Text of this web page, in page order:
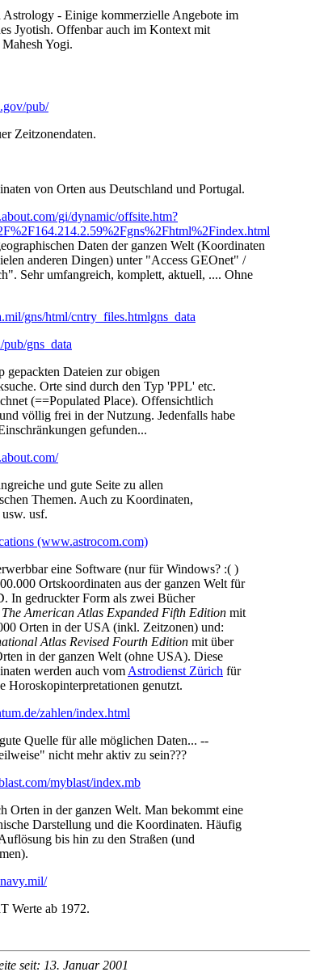
Astrology - Einige kommerzielle Angebote im
Jyotish. Offenbar auch im Kontext mit
Yogi.
pub/
Zeitzonendaten.
von Orten aus Deutschland und Portugal.
gi/dynamic/offsite.htm?
Daten der ganzen Welt (Koordinaten
anderen Dingen) unter "Access GEOnet" /
Sehr umfangreich, komplett, aktuell, .... Ohne
gns/html/cntry_files.htmlgns_data
gns_data
gepackten Dateien zur obigen
Orte sind durch den Typ 'PPL' etc.
(==Populated Place). Offensichtlich
völlig frei in der Nutzung. Jedenfalls habe
gefunden...
und gute Seite zu allen
Themen. Auch zu Koordinaten,
usf.
(www.astrocom.com)
eine Software (nur für Windows? :( )
Ortskoordinaten aus der ganzen Welt für
In gedruckter Form als zwei Bücher
The American Atlas Expanded Fifth Edition mit
Orten in der USA (inkl. Zeitzonen) und:
Atlas Revised Fourth Edition mit über
in der ganzen Welt (ohne USA). Diese
werden auch vom Astrodienst Zürich für
Horoskopinterpretationen genutzt.
zahlen/index.html
Quelle für alle möglichen Daten... --
nicht mehr aktiv zu sein???
myblast/index.mb
Orten in der ganzen Welt. Man bekommt eine
Darstellung und die Koordinaten. Häufig
bis hin zu den Straßen (und
Werte ab 1972.
seit: 13. Januar 2001